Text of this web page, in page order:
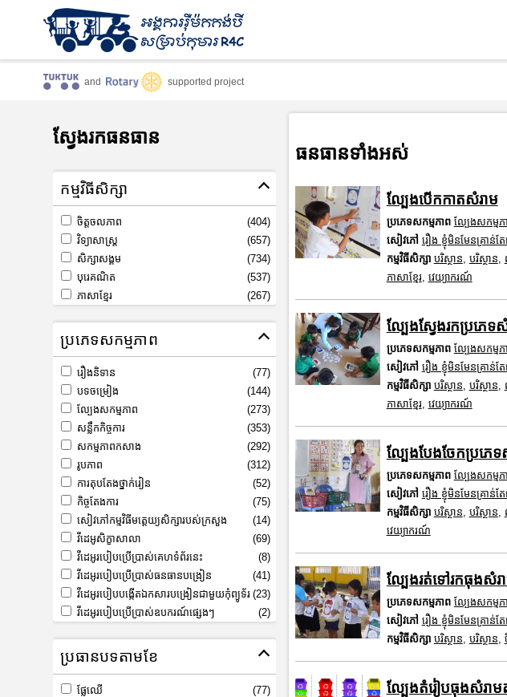
and supported project
ស្វែងរកធនធាន
កម្មវិធីសិក្សា
(404)
ចិត្តចលភាព
(657)
វិទ្យាសាស្រ្ត
(734)
សិក្សាសង្គម
(537)
បុរេគណិត
(267)
ភាសាខ្មែរ
ប្រភេទសកម្មភាព
(77)
រឿងនិទាន
(144)
បទចម្រៀង
(273)
ល្បែងសកម្មភាព
(353)
សន្លឹកកិច្ចការ
(292)
សកម្មភាពកសាង
(312)
រូបភាព
(52)
ការតុបតែងថ្នាក់រៀន
(75)
កិច្ចតែងការ
(14)
សៀវភៅកម្មវិធីមត្តេយ្យសិក្សារបស់ក្រសួង
(69)
វីដេអូសិក្ខាសាលា
(8)
វីដេអូរបៀបប្រើប្រាស់គេហទំព័រនេះ
(41)
វីដេអូរបៀបប្រើប្រាស់ធនធានបង្រៀន
(23)
វីដេអូរបៀបបង្កើតឯកសារបង្រៀនជាមួយកុំព្យូទ័រ
(2)
វីដេអូរបៀបប្រើប្រាស់ឧបករណ៍ផ្សេងៗ
ប្រធានបទតាមខែ
(77)
ផ្លែឈើ
ធនធានទាំងអស់
ល្បែងបើកកាតសំរាម
ប្រភេទសកម្មភាព ល្បែងសកម្មភ
សៀវភៅ រឿង ខ្ញុំមិនមែនគ្រាន់ត
កម្មវិធីសិក្សា បរិស្ថាន បរិស្ថាន
ភាសាខ្មែរ, វេយ្យាករណ៍
ល្បែងស្វែងរកប្រភេ
ប្រភេទសកម្មភាព ល្បែងសកម្មភ
សៀវភៅ រឿង ខ្ញុំមិនមែនគ្រាន់ត
កម្មវិធីសិក្សា បរិស្ថាន បរិស្ថាន
ភាសាខ្មែរ, វេយ្យាករណ៍
ល្បែងបែងចែកប្រភេទ
ប្រភេទសកម្មភាព ល្បែងសកម្មភ
សៀវភៅ រឿង ខ្ញុំមិនមែនគ្រាន់ត
កម្មវិធីសិក្សា បរិស្ថាន បរិស្ថាន
វេយ្យាករណ៍
ល្បែងរត់ទៅរកធុងសំរ
ប្រភេទសកម្មភាព ល្បែងសកម្មភ
សៀវភៅ រឿង ខ្ញុំមិនមែនគ្រាន់ត
កម្មវិធីសិក្សា បរិស្ថាន បរិស្ថាន
ល្បែងតំរៀបធុងសំរា